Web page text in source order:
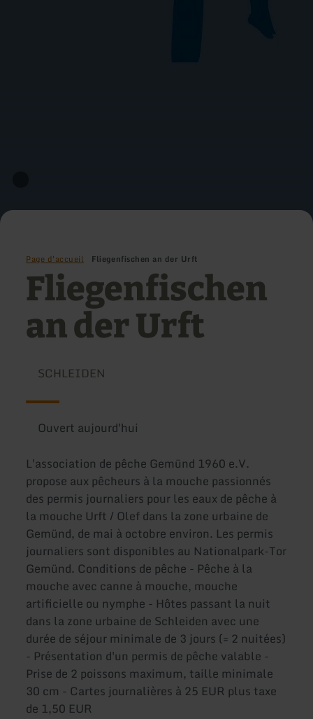
Page d'accueil Fliegenfischen an der Urft
Fliegenfischen
an der Urft
SCHLEIDEN
Ouvert aujourd'hui
L'association de pêche Gemünd 1960 e.V.
propose aux pêcheurs à la mouche passionnés
des permis journaliers pour les eaux de pêche à
la mouche Urft / Olef dans la zone urbaine de
Gemünd, de mai à octobre environ. Les permis
journaliers sont disponibles au Nationalpark-Tor
Gemünd. Conditions de pêche - Pêche à la
mouche avec canne à mouche, mouche
artificielle ou nymphe - Hôtes passant la nuit
dans la zone urbaine de Schleiden avec une
durée de séjour minimale de 3 jours (= 2 nuitées)
- Présentation d'un permis de pêche valable -
Prise de 2 poissons maximum, taille minimale
30 cm - Cartes journalières à 25 EUR plus taxe
de 1,50 EUR